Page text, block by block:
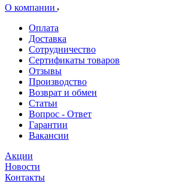
О компании
Оплата
Доставка
Сотрудничество
Сертификаты товаров
Отзывы
Производство
Возврат и обмен
Статьи
Вопрос - Ответ
Гарантии
Вакансии
Акции
Новости
Контакты